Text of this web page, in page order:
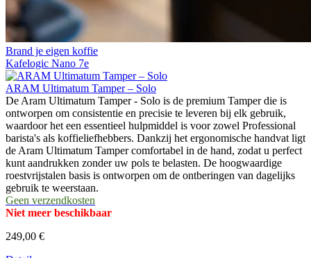
Brand je eigen koffie
Kafelogic Nano 7e
ARAM Ultimatum Tamper – Solo
De Aram Ultimatum Tamper - Solo is de premium Tamper die is
ontworpen om consistentie en precisie te leveren bij elk gebruik,
waardoor het een essentieel hulpmiddel is voor zowel Professional
barista's als koffieliefhebbers. Dankzij het ergonomische handvat ligt
de Aram Ultimatum Tamper comfortabel in de hand, zodat u perfect
kunt aandrukken zonder uw pols te belasten. De hoogwaardige
roestvrijstalen basis is ontworpen om de ontberingen van dagelijks
gebruik te weerstaan.
Geen verzendkosten
Niet meer beschikbaar
249,00 €